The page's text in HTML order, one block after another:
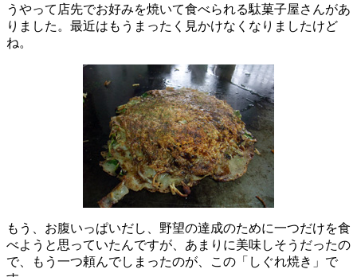
うやって店先でお好みを焼いて食べられる駄菓子屋さんがあ
りました。最近はもうまったく見かけなくなりましたけど
ね。
もう、お腹いっぱいだし、野望の達成のために一つだけを食
べようと思っていたんですが、あまりに美味しそうだったの
で、もう一つ頼んでしまったのが、この「しぐれ焼き」で